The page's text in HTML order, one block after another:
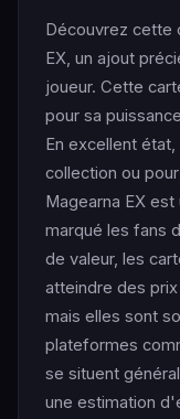
Découvrez cette
EX, un ajout
joueur. Cette
pour sa
En excellent
collection ou
Magearna EX
marqué les fans
de valeur, les
atteindre des
mais elles sont
plateformes
se situent
une estimation